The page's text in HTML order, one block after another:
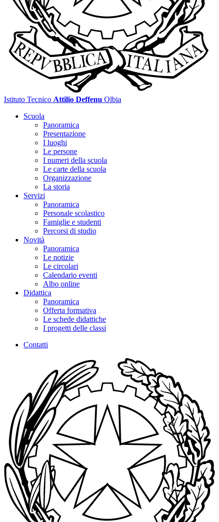
Istituto Tecnico Attilio Deffenu Olbia
Scuola
Panoramica
Presentazione
I luoghi
Le persone
I numeri della scuola
Le carte della scuola
Organizzazione
La storia
Servizi
Panoramica
Personale scolastico
Famiglie e studenti
Percorsi di studio
Novità
Panoramica
Le notizie
Le circolari
Calendario eventi
Albo online
Didattica
Panoramica
Offerta formativa
Le schede didattiche
I progetti delle classi
Contatti